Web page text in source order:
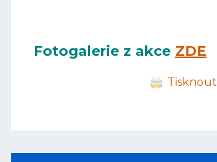
Fotogalerie z akce ZDE
Tisknout